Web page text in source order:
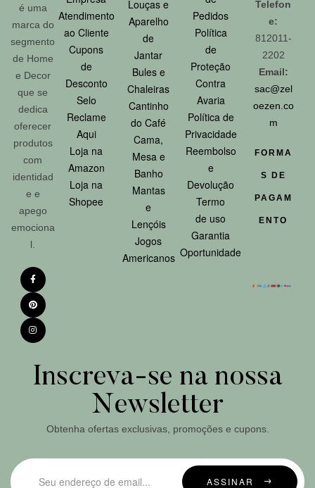
é uma
marca do
segmento
de Home
e Decor
que se
dedica
oferecer
produtos
com
identidad
e e
apego
emociona
l.
Atendimento
ao Cliente
Cupons
de
Desconto
Selo
Reclame
Aqui
Loja na
Amazon
Loja na
Shopee
Louças e
Aparelho
de
Jantar
Bules e
Chaleiras
Cantinho
do Café
Cama,
Mesa e
Banho
Mantas
e
Lençóis
Jogos
Americanos
Pedidos
Política
de
Proteção
Contra
Avaria
Política de
Privacidade
Reembolso
e
Devolução
Termo
de uso
Garantia
Oportunidade
Telefon
e:
812011-
2202
Email:
sac@zel
oezen.co
m
FORMA
S DE
PAGAM
ENTO
Inscreva-se na nossa
Newsletter
Obtenha ofertas exclusivas, promoções e cupons.
ASSINAR